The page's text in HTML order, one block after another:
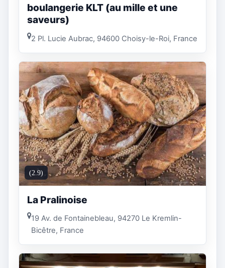
boulangerie KLT (au mille et une
saveurs)
2 Pl. Lucie Aubrac, 94600 Choisy-le-Roi, France
(2.9)
La Pralinoise
19 Av. de Fontainebleau, 94270 Le Kremlin-
Bicêtre, France